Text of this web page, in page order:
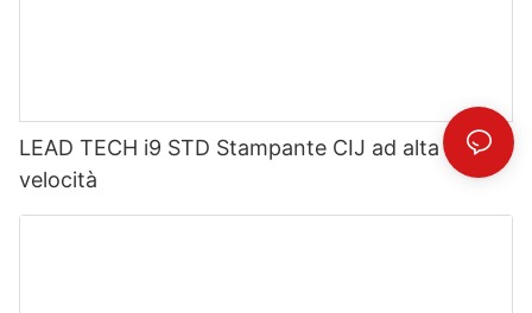
LEAD TECH i9 STD Stampante CIJ ad alta
velocità